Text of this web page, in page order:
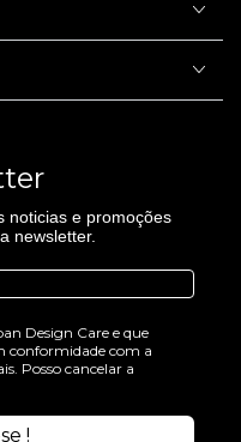
noticias e promoções
newsletter.
Design Care e que
conformidade com a
Posso cancelar a
!